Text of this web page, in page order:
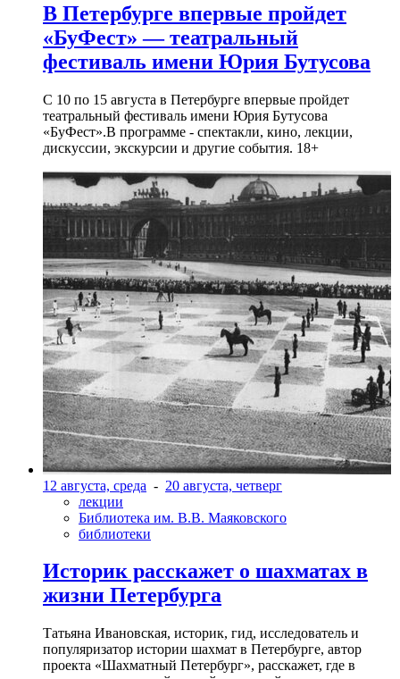
В Петербурге впервые пройдет
«БуФест» — театральный
фестиваль имени Юрия Бутусова
С 10 по 15 августа в Петербурге впервые пройдет
театральный фестиваль имени Юрия Бутусова
«БуФест».В программе - спектакли, кино, лекции,
дискуссии, экскурсии и другие события. 18+
12 августа, среда - 20 августа, четверг
лекции
Библиотека им. В.В. Маяковского
библиотеки
Историк расскажет о шахматах в
жизни Петербурга
Татьяна Ивановская, историк, гид, исследователь и
популяризатор истории шахмат в Петербурге, автор
проекта «Шахматный Петербург», расскажет, где в